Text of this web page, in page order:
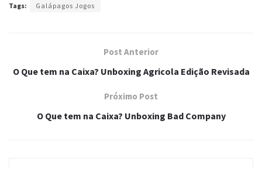
Tags: Galápagos Jogos
Post Anterior
O Que tem na Caixa? Unboxing Agricola Edição Revisada
Próximo Post
O Que tem na Caixa? Unboxing Bad Company